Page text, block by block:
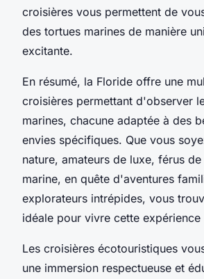
croisières vous permettent de
des tortues marines de manière
excitante.
En résumé, la Floride offre une
croisières permettant d'observer
marines, chacune adaptée à des
envies spécifiques. Que vous
nature, amateurs de luxe, férus
marine, en quête d'aventures
explorateurs intrépides, vous
idéale pour vivre cette expérience
Les croisières écotouristiques
une immersion respectueuse et